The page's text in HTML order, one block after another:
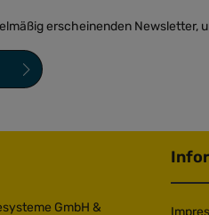
erscheinenden
GmbH &